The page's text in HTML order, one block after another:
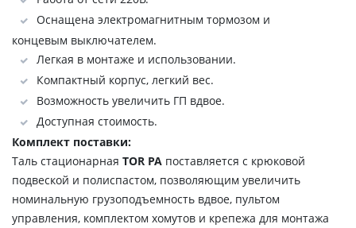
Оснащена электромагнитным тормозом и
концевым выключателем.
Легкая в монтаже и использовании.
Компактный корпус, легкий вес.
Возможность увеличить ГП вдвое.
Доступная стоимость.
Комплект поставки:
Таль стационарная TOR PA поставляется с крюковой
подвеской и полиспастом, позволяющим увеличить
номинальную грузоподъемность вдвое, пультом
управления, комплектом хомутов и крепежа для монтажа